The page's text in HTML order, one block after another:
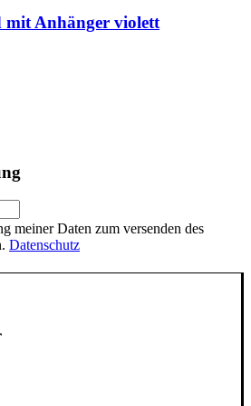
Anhänger violett
meiner Daten zum versenden des
Datenschutz